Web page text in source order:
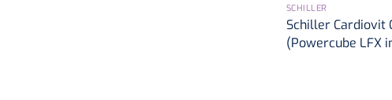
SCHILLER
Schiller Cardiovit
(Powercube LFX